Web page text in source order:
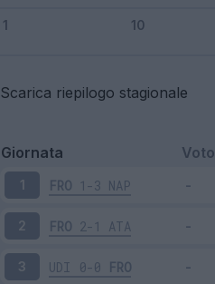
Scarica riepilogo stagionale
Giornata Voto
1 FRO 1-3 NAP
2 FRO 2-1 ATA
3 UDI 0-0 FRO